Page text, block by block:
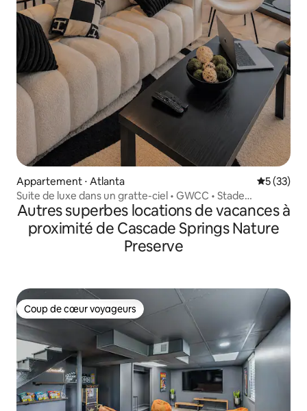
Appartement ⋅ Atlanta
5 (33)
Suite de luxe dans un gratte-ciel • GWCC • Stade
Mercedes Benz
Autres superbes locations de vacances à
proximité de Cascade Springs Nature
Preserve
Coup de cœur voyageurs
Coup de cœur voyageurs